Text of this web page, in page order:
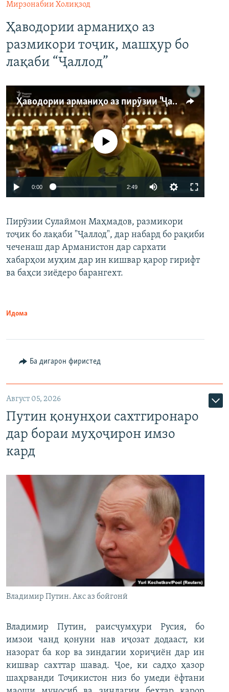
Мирзонабии Холиқзод
Ҳаводории арманиҳо аз
размикори тоҷик, машҳур бо
лақаби “Ҷаллод”
Ҳаводории арманиҳо аз пирӯзии "Ҷаллод"-и тоҷик
Auto 240p 360p 480p
720p 1080p
Феълан кор намекунад
0:00 2:49
360p
480p
Пирӯзии Сулаймон Маҳмадов, размикори
тоҷик бо лақаби "Ҷаллод", дар набард бо рақиби
чеченаш дар Арманистон дар сархати
хабарҳои муҳим дар ин кишвар қарор гирифт
ва баҳси зиёдеро барангехт.
Идома
Ба дигарон фиристед
Август 05, 2026
Путин қонунҳои сахтгиронаро
дар бораи муҳоҷирон имзо
кард
Владимир Путин. Акс аз бойгонӣ
Владимир Путин, раисҷумҳури Русия, бо
имзои чанд қонуни нав иҷозат додааст, ки
назорат ба кор ва зиндагии хориҷиён дар ин
кишвар сахттар шавад. Ҷое, ки садҳо ҳазор
шаҳрванди Тоҷикистон низ бо умеди ёфтани